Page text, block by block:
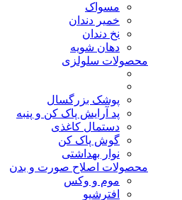
مسواک
خمیر دندان
نخ دندان
دهان شویه
محصولات سلولزی
پوشک بزرگسال
پد آرایش پاک کن و پنبه
دستمال کاغذی
گوش پاک کن
نوار بهداشتی
محصولات اصلاح صورت و بدن
موم و وکس
افترشیو